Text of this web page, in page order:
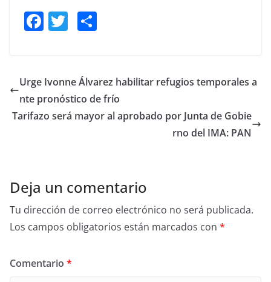
F
e
b
o
T
er e
Urge Ivonne Álvarez habilitar refugios temporales a
nte pronóstico de frío
Tarifazo será mayor al aprobado por Junta de Gobie
rno del IMA: PAN
Deja un comentario
Tu dirección de correo electrónico no será publicada.
Los campos obligatorios están marcados con *
Comentario *